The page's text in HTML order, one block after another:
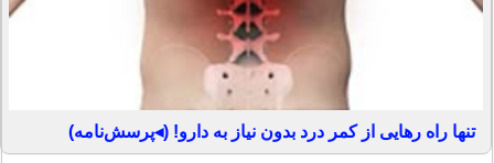
تنها راه رهایی از کمر درد بدون نیاز به دارو! (◂پرسش‌نامه)